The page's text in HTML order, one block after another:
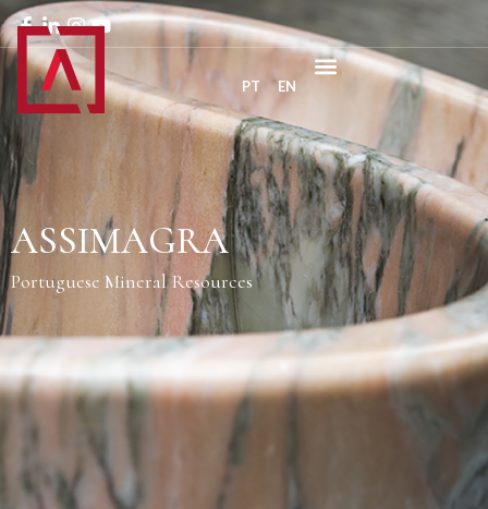
PT EN
ASSIMAGRA
Portuguese Mineral Resources